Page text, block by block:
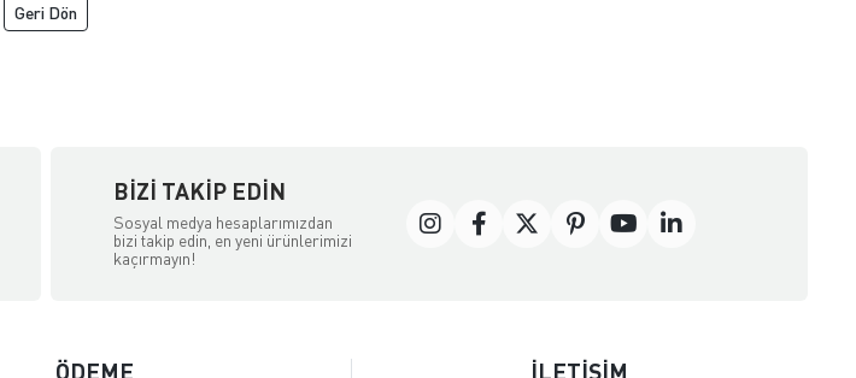
Geri Dön
BIZI TAKIP EDIN
Sosyal medya hesaplarımızdan
bizi takip edin, en yeni ürünlerimizi
kaçırmayın!
ÖDEME İLETİŞİM